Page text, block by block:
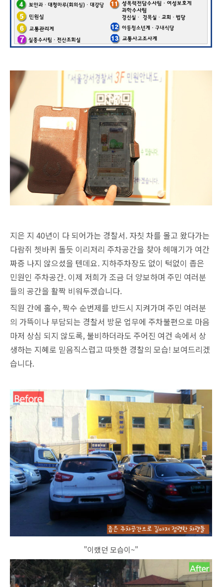
지은 지 40년이 다 되어가는 경찰서. 자칫 차를 몰고 왔다가는
다람쥐 쳇바퀴 돌듯 이리저리 주차공간을 찾아 헤매기가 여간
짜증 나지 않으셨을 텐데요. 지하주차장도 없이 턱없이 좁은
민원인 주차공간. 이제 저희가 조금 더 양보하며 주민 여러분
들의 공간을 활짝 비워두겠습니다.
직원 간에 홀수, 짝수 순번제를 반드시 지켜가며 주민 여러분
의 가뜩이나 부담되는 경찰서 방문 업무에 주차불편으로 마음
마저 상심 되지 않도록, 불비하더라도 주어진 여건 속에서 상
생하는 지혜로 믿음직스럽고 따뜻한 경찰의 모습! 보여드리겠
습니다.
"이랬던 모습이~"